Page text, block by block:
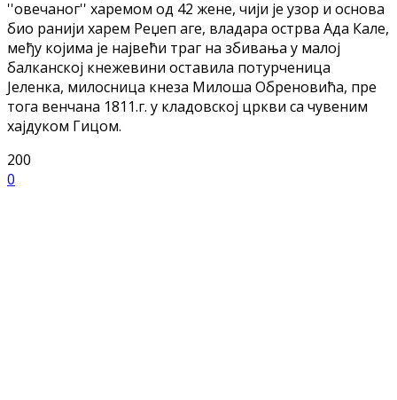
''овечаног'' харемом од 42 жене, чији је узор и основа
био ранији харем Реџеп аге, владара острва Ада Кале,
међу којима је највећи траг на збивања у малој
балканској кнежевини оставила потурченица
Јеленка, милосница кнеза Милоша Обреновића, пре
тога венчана 1811.г. у кладовској цркви са чувеним
хајдуком Гицом.
200
0